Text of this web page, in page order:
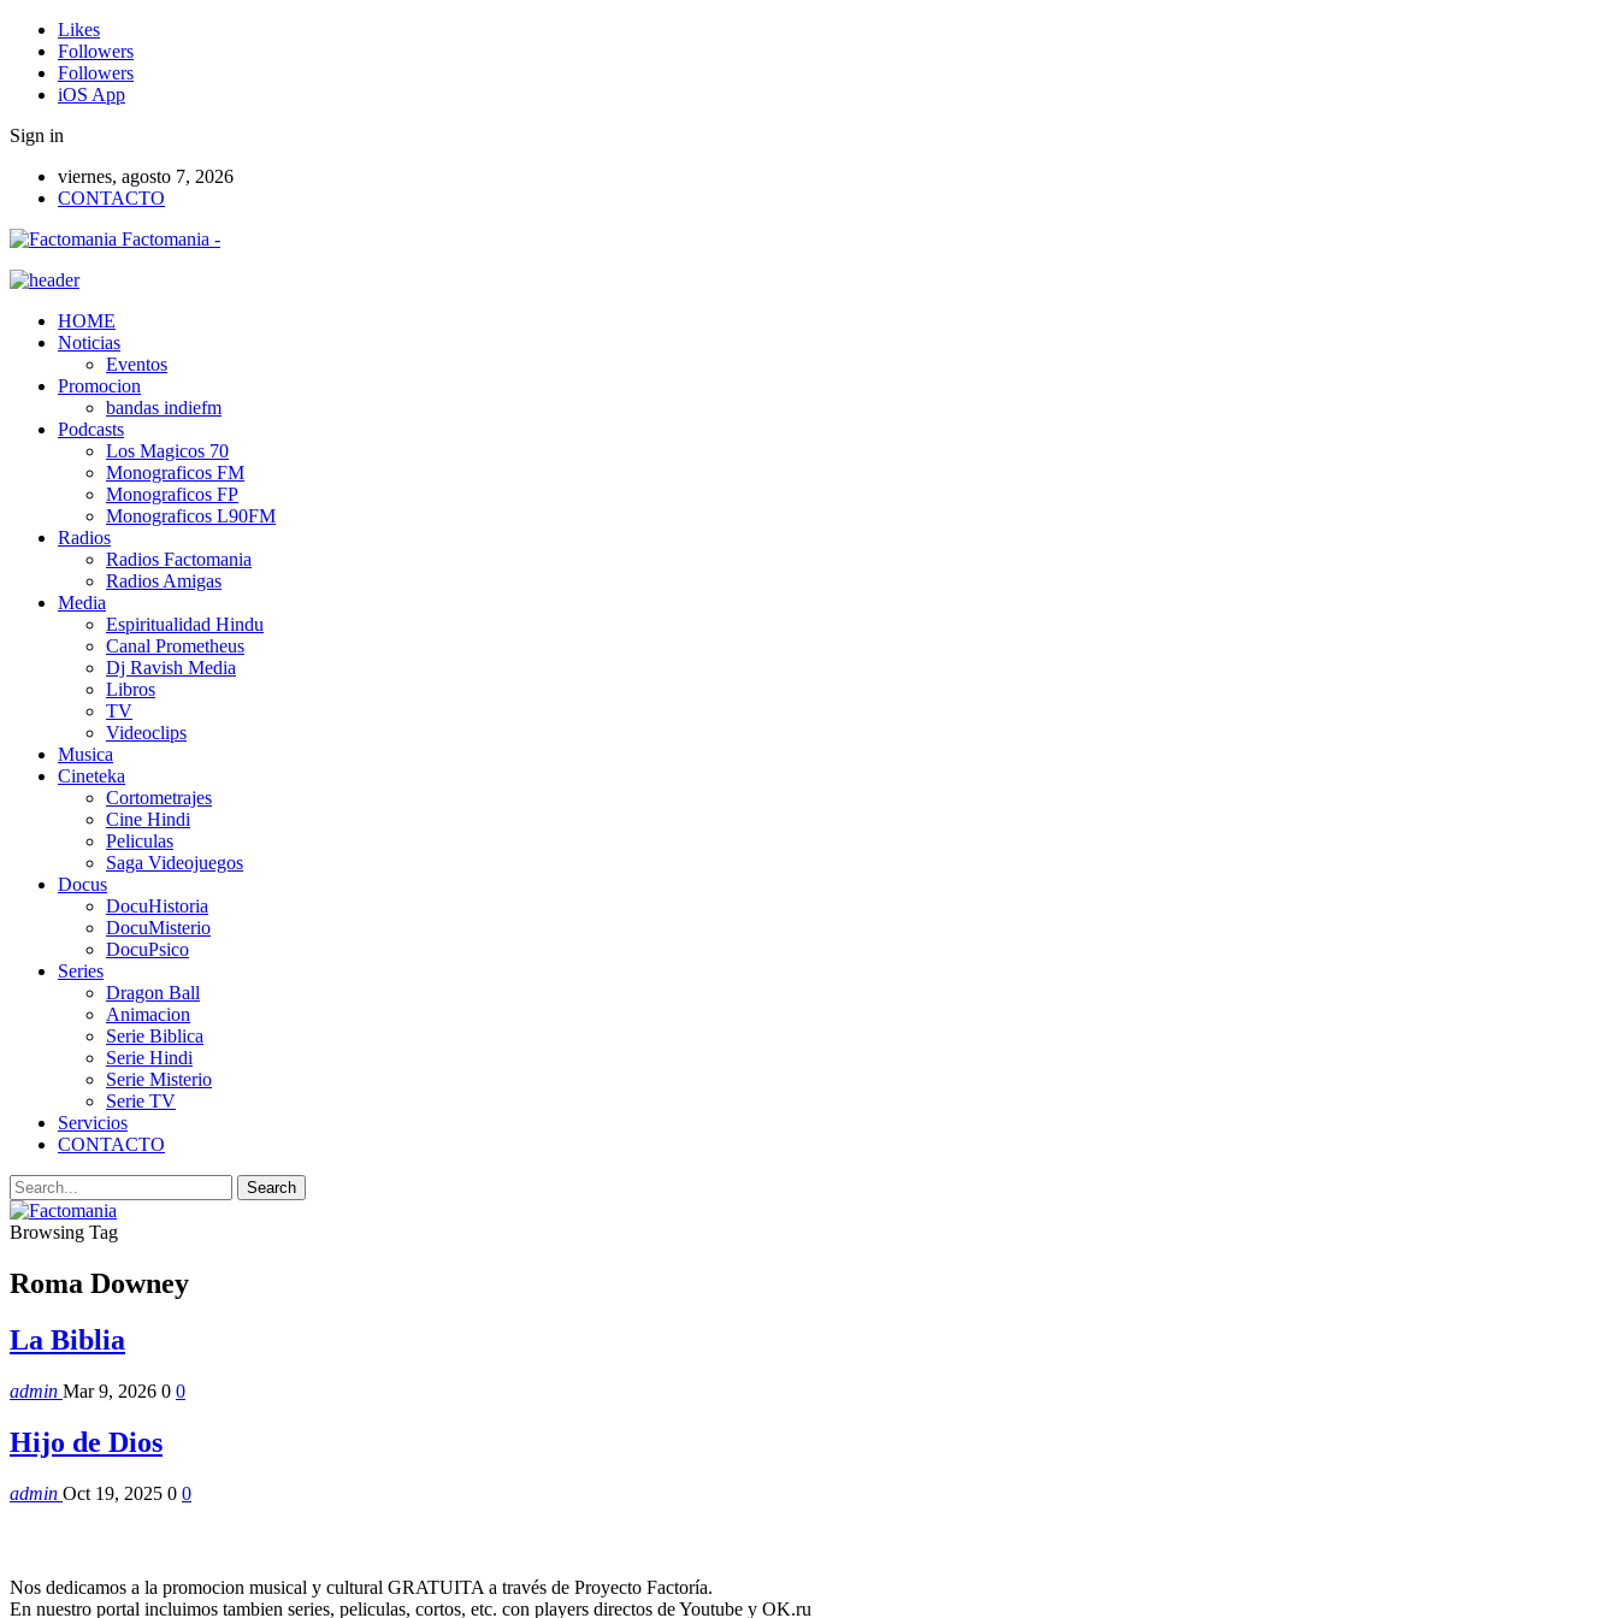
Likes
Followers
Followers
iOS App
Sign in
viernes, agosto 7, 2026
CONTACTO
Factomania -
HOME
Noticias
Eventos
Promocion
bandas indiefm
Podcasts
Los Magicos 70
Monograficos FM
Monograficos FP
Monograficos L90FM
Radios
Radios Factomania
Radios Amigas
Media
Espiritualidad Hindu
Canal Prometheus
Dj Ravish Media
Libros
TV
Videoclips
Musica
Cineteka
Cortometrajes
Cine Hindi
Peliculas
Saga Videojuegos
Docus
DocuHistoria
DocuMisterio
DocuPsico
Series
Dragon Ball
Animacion
Serie Biblica
Serie Hindi
Serie Misterio
Serie TV
Servicios
CONTACTO
Browsing Tag
Roma Downey
La Biblia
admin Mar 9, 2026 0 0
Hijo de Dios
admin Oct 19, 2025 0 0
Nos dedicamos a la promocion musical y cultural GRATUITA a través de Proyecto Factoría.
En nuestro portal incluimos tambien series, peliculas, cortos, etc. con players directos de Youtube y OK.ru